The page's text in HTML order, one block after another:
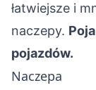
łatwiejsze i
naczepy.
pojazdów.
Naczepa